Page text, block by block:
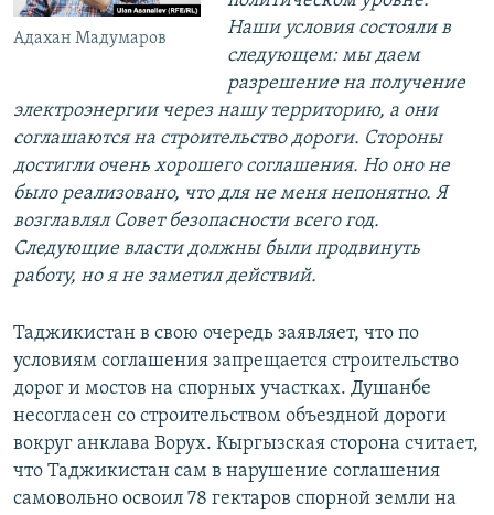
Адахан Мадумаров
Наши условия состояли в
следующем: мы даем
разрешение на получение
электроэнергии через нашу территорию, а они
соглашаются на строительство дороги. Стороны
достигли очень хорошего соглашения. Но оно не
было реализовано, что для не меня непонятно. Я
возглавлял Совет безопасности всего год.
Следующие власти должны были продвинуть
работу, но я не заметил действий.
Таджикистан в свою очередь заявляет, что по
условиям соглашения запрещается строительство
дорог и мостов на спорных участках. Душанбе
несогласен со строительством объездной дороги
вокруг анклава Ворух. Кыргызская сторона считает,
что Таджикистан сам в нарушение соглашения
самовольно освоил 78 гектаров спорной земли на